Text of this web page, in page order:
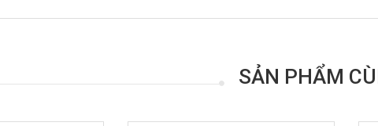
SẢN PHẨM